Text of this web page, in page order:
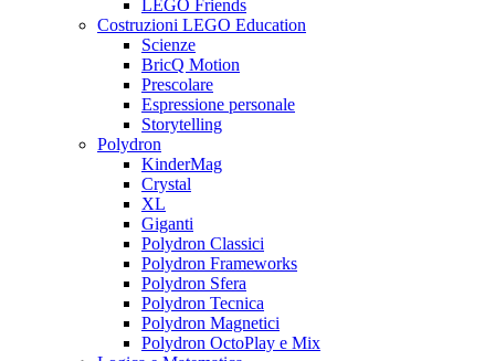
LEGO Friends
Costruzioni LEGO Education
Scienze
BricQ Motion
Prescolare
Espressione personale
Storytelling
Polydron
KinderMag
Crystal
XL
Giganti
Polydron Classici
Polydron Frameworks
Polydron Sfera
Polydron Tecnica
Polydron Magnetici
Polydron OctoPlay e Mix